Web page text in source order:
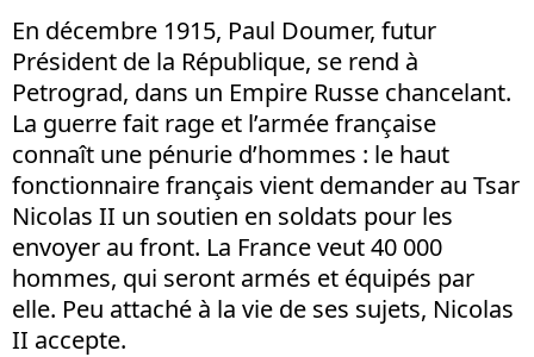
En décembre 1915, Paul Doumer, futur
Président de la République, se rend à
Petrograd, dans un Empire Russe chancelant.
La guerre fait rage et l’armée française
connaît une pénurie d’hommes : le haut
fonctionnaire français vient demander au Tsar
Nicolas II un soutien en soldats pour les
envoyer au front. La France veut 40 000
hommes, qui seront armés et équipés par
elle. Peu attaché à la vie de ses sujets, Nicolas
II accepte.